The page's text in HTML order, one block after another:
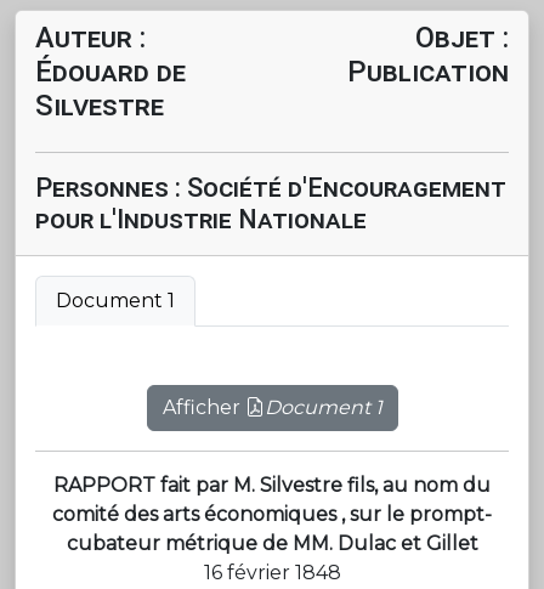
Auteur :
Édouard de
Silvestre
Objet :
Publication
Personnes : Société d'Encouragement
pour l'Industrie Nationale
Document 1
Afficher Document 1
RAPPORT fait par M. Silvestre fils, au nom du
comité des arts économiques , sur le prompt-
cubateur métrique de MM. Dulac et Gillet
16 février 1848